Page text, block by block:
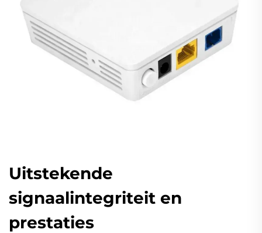
Uitstekende
signaalintegriteit en
prestaties